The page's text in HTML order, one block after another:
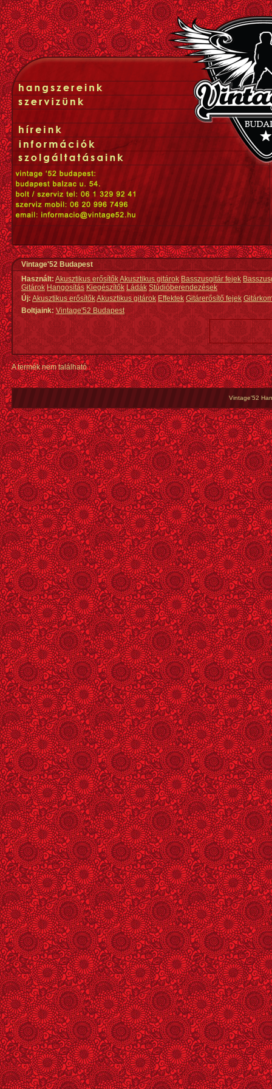
Vintage'52 Budapest
Használt: Akusztikus erősítőkAkusztikus gitárok Basszusgitár fejek
Gitárok Hangosítás Kiegészítők Ládák Stúdióberendezések
Új:Akusztikus erősítőkAkusztikus gitárok Effektek Gitárerősítő fejek
Boltjaink: Vintage'52 Budapest
A termék nem található
Vintage'52